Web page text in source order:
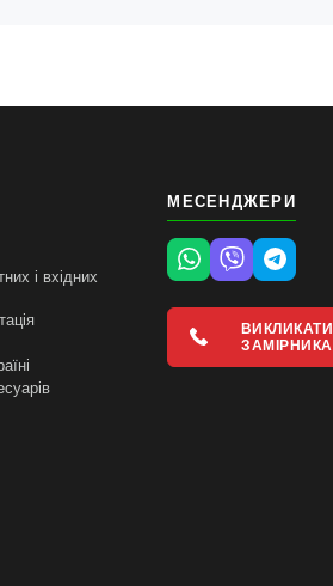
і вхідних
МЕСЕНДЖЕРИ
ВИКЛИКАТИ
ЗАМІРНИКА